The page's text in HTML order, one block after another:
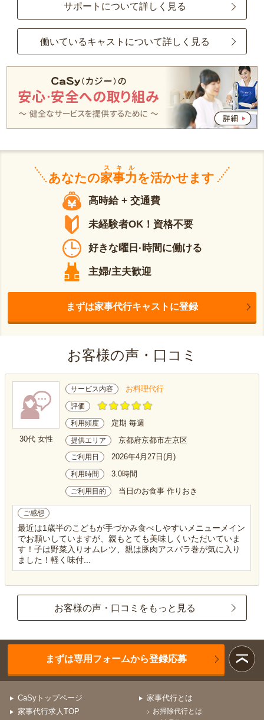
サポートについて詳しく見る
働いているキャストについて詳しく見る
あなたの家事力
スキル
を活かせます
高時給 + 交通費
未経験者OK！資格不要
好きな曜日·時間に働ける
主婦/主夫歓迎
まずは家事代行キャストに登録
お客様の声・口コミ
30代 女性
サービス内容 お料理代行
評価
利用頻度 定期 毎週
提供エリア 京都府京都市左京区
ご利用日 2026年4月27日(月)
利用時間 3.0時間
ご利用目的 当日のお食事 作りおき
ご感想
最近は1歳半のこどもが手づかみ食べしやすいメニューメイン
でお願いしていますが、親もとても美味しくいただいていま
す！子は野菜入りオムレツ、親は豚肉アスパラ巻が気に入り
ました！軽く味付...
お客様の声・口コミをもっと見る
まずは専用フォームから登録応募
CaSyトップページ
家事代行求人TOP
家事代行とは
お掃除代行とは